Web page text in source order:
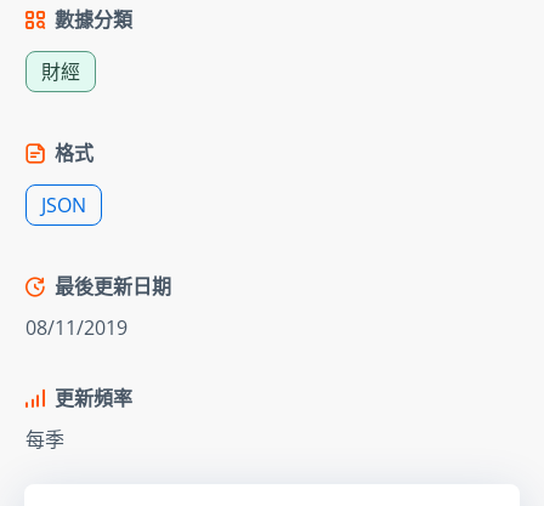
數據分類
財經
格式
JSON
最後更新日期
08/11/2019
更新頻率
每季